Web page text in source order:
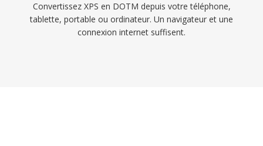
Convertissez XPS en DOTM depuis votre téléphone,
tablette, portable ou ordinateur. Un navigateur et une
connexion internet suffisent.